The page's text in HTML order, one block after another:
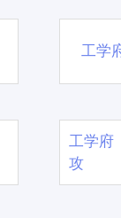
工学
工学府
攻